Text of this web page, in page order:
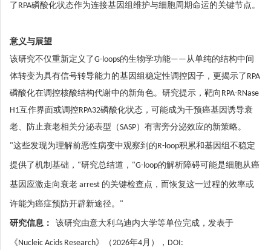
了RPA磷酸化状态作为连接基因组维护与细胞周期命运的关键节点。
意义与展望
该研究不仅重新定义了G-loops的生物学功能——从单纯的结构中间
体转变为具有信号转导能力的基因组稳定性调控因子，更揭示了RPA
磷酸化在调控核酸结构代谢中的新角色。研究提示，靶向RPA-RNase
H1互作界面或调控RPA32磷酸化状态，可能成为干预癌基因诱导衰
老、防止衰老相关分泌表型（SASP）有害旁分泌效应的新策略。
"这些发现为理解前恶性病变中观察到的R-loop积累和基因组不稳定
提供了机制基础，"研究总结道，"G-loop的解析障碍可能是细胞从癌
基因应激走向衰老 arrest 的关键检查点，而恢复这一过程的效率或
许能为癌症预防开辟新途径。"
研究信息： 该研究由意大利乌迪内大学等单位完成，发表于
《Nucleic Acids Research》（2026年4月），DOI: